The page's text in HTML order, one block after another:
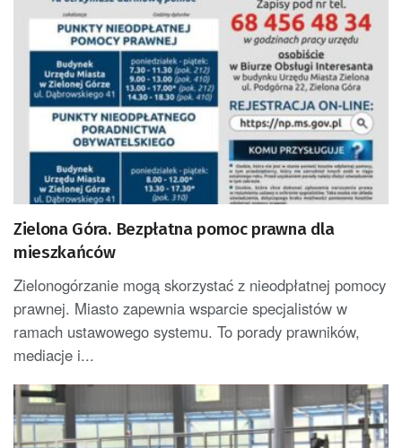
Zielona Góra. Bezpłatna pomoc prawna dla
mieszkańców
Zielonogórzanie mogą skorzystać z nieodpłatnej pomocy
prawnej. Miasto zapewnia wsparcie specjalistów w
ramach ustawowego systemu. To porady prawników,
mediacje i...